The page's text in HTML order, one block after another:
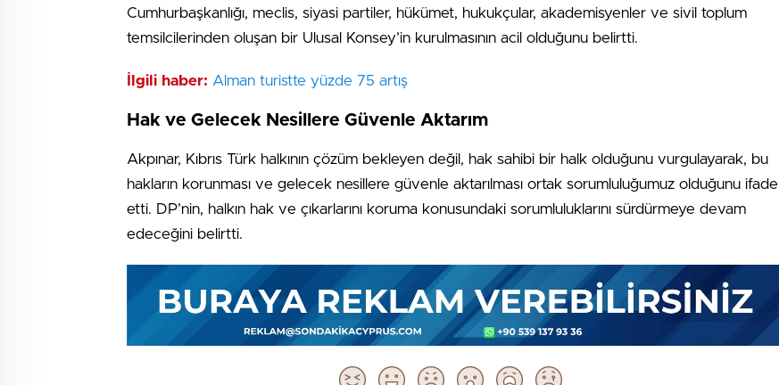
Cumhurbaşkanlığı, meclis, siyasi partiler, hükümet, hukukçular, akademisyenler ve sivil toplum
temsilcilerinden oluşan bir Ulusal Konsey’in kurulmasının acil olduğunu belirtti.
İlgili haber: Alman turistte yüzde 75 artış
Hak ve Gelecek Nesillere Güvenle Aktarım
Akpınar, Kıbrıs Türk halkının çözüm bekleyen değil, hak sahibi bir halk olduğunu vurgulayarak, bu
hakların korunması ve gelecek nesillere güvenle aktarılması ortak sorumluluğumuz olduğunu ifade
etti. DP’nin, halkın hak ve çıkarlarını koruma konusundaki sorumluluklarını sürdürmeye devam
edeceğini belirtti.